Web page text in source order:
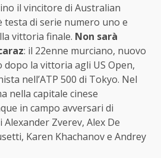
il vincitore di Australian
testa di serie numero uno e
vittoria finale. Non sarà
: il 22enne murciano, nuovo
dopo la vittoria agli US Open,
nell’ATP 500 di Tokyo. Nel
nella capitale cinese
in campo avversari di
Zverev, Alex De
Karen Khachanov e Andrey